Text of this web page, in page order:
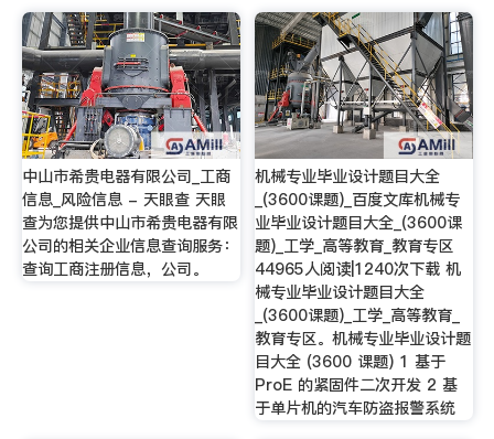
中山市希贵电器有限公司_工商
信息_风险信息 - 天眼查 天眼
查为您提供中山市希贵电器有限
公司的相关企业信息查询服务：
查询工商注册信息，公司。
机械专业毕业设计题目大全
_(3600课题)_百度文库机械专
业毕业设计题目大全_(3600课
题)_工学_高等教育_教育专区
44965人阅读|1240次下载 机
械专业毕业设计题目大全
_(3600课题)_工学_高等教育_
教育专区。机械专业毕业设计题
目大全 (3600 课题) 1 基于
ProE 的紧固件二次开发 2 基
于单片机的汽车防盗报警系统